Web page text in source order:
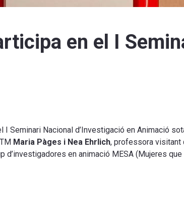
en el I
Seminari Nacional d’Investigació en Animació
Maria Pàges i Nea Ehrlich, professora visitant
en animació MESA (Mujeres